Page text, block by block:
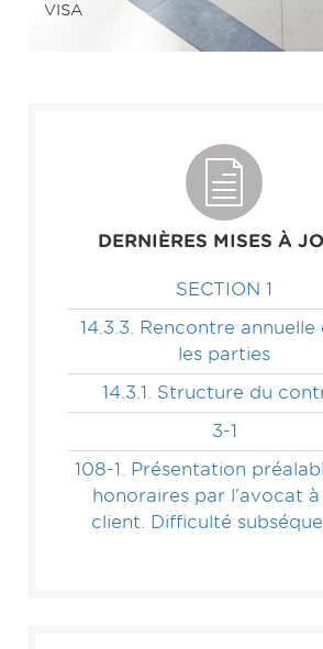
VISA
DERNIÈRES MISES À
SECTION 1
14.3.3. Rencontre annuelle
les parties
14.3.1. Structure du
3-1
108-1. Présentation
honoraires par l'avocat à
client. Difficulté